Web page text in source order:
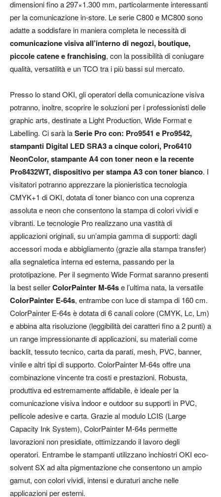
dimensioni fino a 297×1.300 mm, particolarmente interessanti
per la comunicazione in-store. Le serie C800 e MC800 sono
adatte a soddisfare in maniera completa le necessità di
comunicazione visiva all’interno di negozi, boutique,
piccole catene e franchising, con la possibilità di coniugare
qualità, versatilità e un TCO tra i più bassi sul mercato.
Presso lo stand OKI, gli operatori della comunicazione visiva
potranno, inoltre, scoprire le soluzioni per i professionisti delle
graphic arts, destinate a Light Production, Wide Format e
Labelling. Ci sarà laSerie Pro con: Pro9541 e Pro9542,
stampanti Digital LED SRA3 a cinque colori, Pro6410
NeonColor, stampante A4 con toner neon e la recente
Pro8432WT, dispositivo per stampa A3 con toner bianco. I
visitatori potranno apprezzare la pionieristica tecnologia
CMYK+1 di OKI, dotata di toner bianco con una coprenza
assoluta e neon che consentono la stampa di colori vividi e
vibranti. Le tecnologie Pro realizzano una vastità di
applicazioni originali, su un’ampia gamma di supporti: dagli
accessori moda e abbigliamento (grazie alla stampa transfer)
alla segnaletica interna ed esterna, passando per la
prototipazione. Per il segmento Wide Format saranno presenti
la best sellerColorPainter M-64se l’ultima nata, la versatile
ColorPainter E-64s, entrambe con luce di stampa di 160 cm.
ColorPainter E-64s è dotata di 6 canali colore (CMYK, Lc, Lm)
e abbina alta risoluzione (leggibilità dei caratteri fino a 2 punti) a
un range impressionante di applicazioni, su materiali come
backlit, tessuto tecnico, carta da parati, mesh, PVC, banner,
vinile e altri tipi di supporto. ColorPainter M-64s offre una
combinazione vincente tra costi e prestazioni. Robusta,
produttiva ed estremamente affidabile, è ideale per la
comunicazione visiva indoor e outdoor su supporti in PVC,
pellicole adesive e carta. Grazie al modulo LCIS (Large
Capacity Ink System), ColorPainter M-64s permette
lavorazioni non presidiate, ottimizzando il lavoro degli
operatori. Entrambe le stampanti utilizzano inchiostri OKI eco-
solvent SX ad alta pigmentazione che consentono un ampio
gamut, con colori vividi, intensi e duraturi anche nelle
applicazioni per esterni.